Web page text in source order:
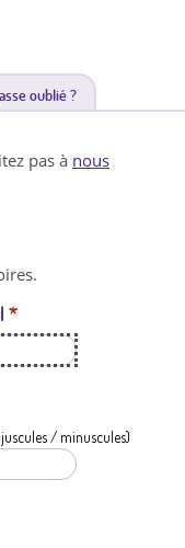
oublié ?
pas à nous
*
/ minuscules)